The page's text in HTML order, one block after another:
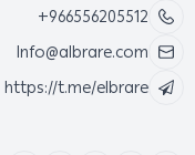
+966556205512
Info@albrare.com
https://t.me/elbrare